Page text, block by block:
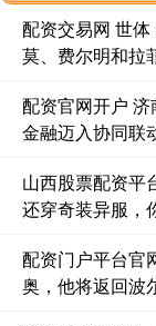
配资交易网 世
莫、费尔明和拉
配资官网开户
金融迈入协同联
山西股票配资平
还穿奇装异服，
配资门户平台官
奥，他将返回波